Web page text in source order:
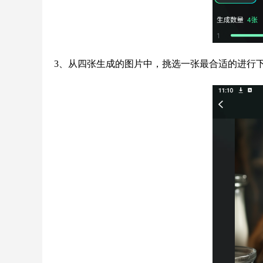
3、从四张生成的图片中，挑选一张最合适的进行